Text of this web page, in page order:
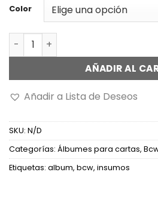
Color
Álbum folio s/estuche c/hojas
AÑADIR AL
Añadir a Lista de Deseos
SKU: N/D
Categorías: Álbumes para cartas,
Etiquetas: album, bcw, insumos